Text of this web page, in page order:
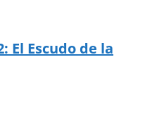
El Escudo de la